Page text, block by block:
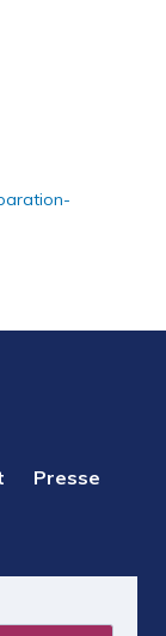
Presse